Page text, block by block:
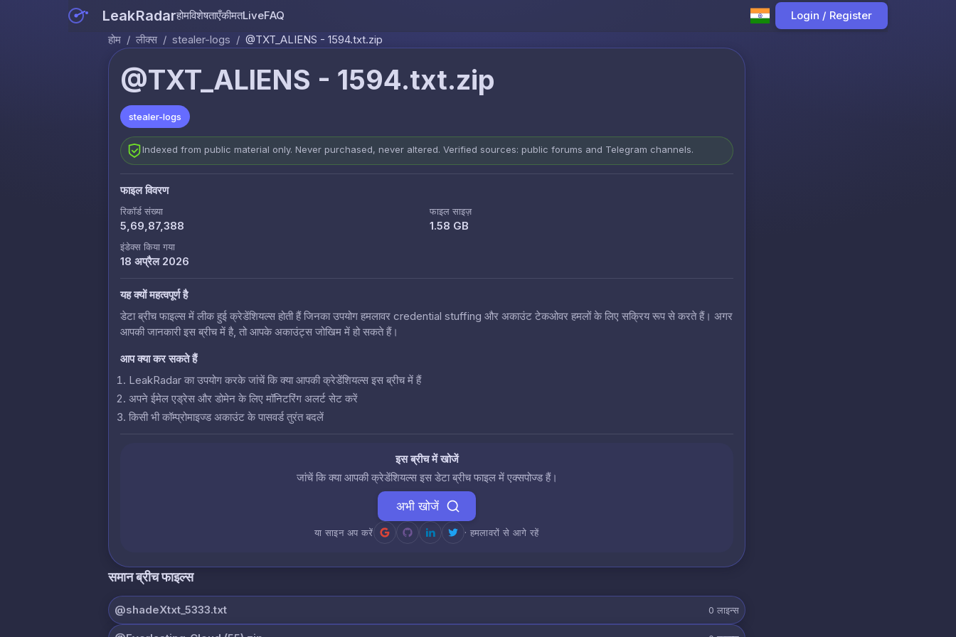
LeakRadarहोमविशेषताएँकीमतLiveFAQ
Login / Register
होम / लीक्स / stealer-logs / @TXT_ALIENS - 1594.txt.zip
@TXT_ALIENS - 1594.txt.zip
stealer-logs
Indexed from public material only. Never purchased, never altered. Verified sources: public forums and Telegram channels.
फाइल विवरण
रिकॉर्ड संख्या
5,69,87,388
फाइल साइज़
1.58 GB
इंडेक्स किया गया
18 अप्रैल 2026
यह क्यों महत्वपूर्ण है
डेटा ब्रीच फाइल्स में लीक हुई क्रेडेंशियल्स होती हैं जिनका उपयोग हमलावर credential stuffing और अकाउंट टेकओवर हमलों के लिए सक्रिय रूप से करते हैं। अगर
आपकी जानकारी इस ब्रीच में है, तो आपके अकाउंट्स जोखिम में हो सकते हैं।
आप क्या कर सकते हैं
LeakRadar का उपयोग करके जांचें कि क्या आपकी क्रेडेंशियल्स इस ब्रीच में हैं
अपने ईमेल एड्रेस और डोमेन के लिए मॉनिटरिंग अलर्ट सेट करें
किसी भी कॉम्प्रोमाइज्ड अकाउंट के पासवर्ड तुरंत बदलें
इस ब्रीच में खोजें
जांचें कि क्या आपकी क्रेडेंशियल्स इस डेटा ब्रीच फाइल में एक्सपोज्ड हैं।
अभी खोजें
या साइन अप करें · हमलावरों से आगे रहें
समान ब्रीच फाइल्स
@shadeXtxt_5333.txt 0 लाइन्स